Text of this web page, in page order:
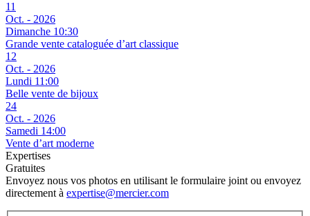
11
Oct. - 2026
Dimanche 10:30
Grande vente cataloguée d’art classique
12
Oct. - 2026
Lundi 11:00
Belle vente de bijoux
24
Oct. - 2026
Samedi 14:00
Vente d’art moderne
Expertises
Gratuites
Envoyez nous vos photos en utilisant le formulaire joint ou envoyez
directement à expertise@mercier.com